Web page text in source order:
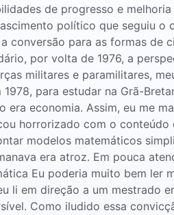
de progresso e
político que seguiu o
conversão para as formas de
por volta de 1976, a
militares e paramilitares,
1978, para estudar na Grã-
era economia. Assim, eu me
horrorizado com o conteúdo
modelos matemáticos
era atroz. Em pouca
Eu poderia muito bem ler
li em direção a um mestrado
Como iludido essa